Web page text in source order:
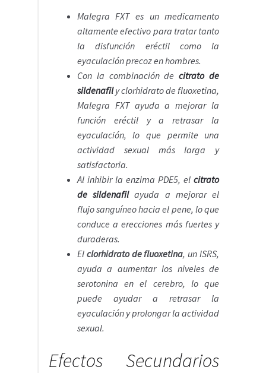
Malegra FXT es un medicamento
altamente efectivo para tratar tanto
la disfunción eréctil como la
eyaculación precoz en hombres.
Con la combinación decitrato de
sildenafil y clorhidrato de fluoxetina,
Malegra FXT ayuda a mejorar la
función eréctil y a retrasar la
eyaculación, lo que permite una
actividad sexual más larga y
satisfactoria.
Al inhibir la enzima PDE5, el citrato
de sildenafil ayuda a mejorar el
flujo sanguíneo hacia el pene, lo que
conduce a erecciones más fuertes y
duraderas.
El clorhidrato de fluoxetina, un ISRS,
ayuda a aumentar los niveles de
serotonina en el cerebro, lo que
puede ayudar a retrasar la
eyaculación y prolongar la actividad
sexual.
Efectos Secundarios